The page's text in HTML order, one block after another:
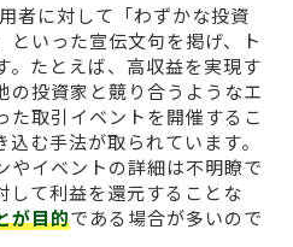
者に対して「わずかな投資
といった宣伝文句を掲げ、ト
。たとえば、高収益を実現す
の投資家と競り合うようなエ
た取引イベントを開催するこ
む手法が取られています。
やイベントの詳細は不明瞭で
して利益を還元することな
が目的である場合が多いので